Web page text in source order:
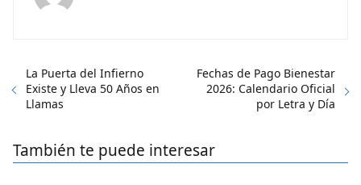
La Puerta del Infierno
Existe y Lleva 50 Años en
Llamas
Fechas de Pago Bienestar
2026: Calendario Oficial
por Letra y Día
También te puede interesar